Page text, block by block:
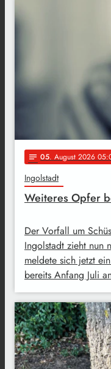
notes 05. August 2026
Ingolstadt
Weiteres Opfer
Der Vorfall um
Ingolstadt zieht nun
meldete sich jetzt
bereits Anfang Juli